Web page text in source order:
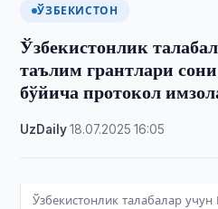
ЎЗБЕКИСТОН
Ўзбекистонлик
таълим грантлари
бўйича протокол
UzDaily·18.07.2025 ·16:05
Ўзбекистонлик талабалар